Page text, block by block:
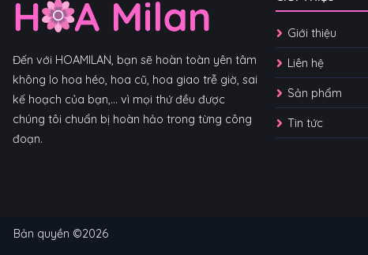
Đến với HOAMILAN, bạn sẽ hoàn toàn yên tâm
không lo hoa héo, hoa cũ, hoa giao trễ giờ, sai
kế hoạch của bạn,... vì mọi thứ đều được
chúng tôi chuẩn bị hoàn hảo trong từng công
đoạn.
Giới thiệu
Liên hệ
Sản phẩm
Tin tức
Bản quyền ©2026